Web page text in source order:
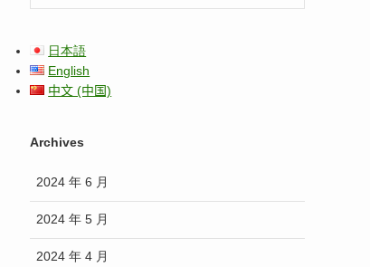
日本語
English
中文 (中国)
Archives
2024 年 6 月
2024 年 5 月
2024 年 4 月